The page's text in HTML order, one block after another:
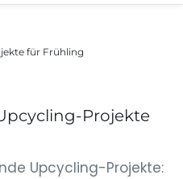
für Frühling
Projekte
Upcycling-Projekte: